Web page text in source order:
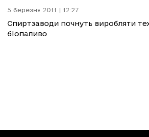
5 березня 2011 | 12:27
Спиртзаводи почнуть виробляти
біопаливо